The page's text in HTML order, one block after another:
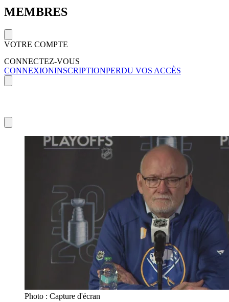
MEMBRES
VOTRE COMPTE
CONNECTEZ-VOUS
CONNEXIONINSCRIPTIONPERDU VOS ACCÈS
Photo : Capture d'écran